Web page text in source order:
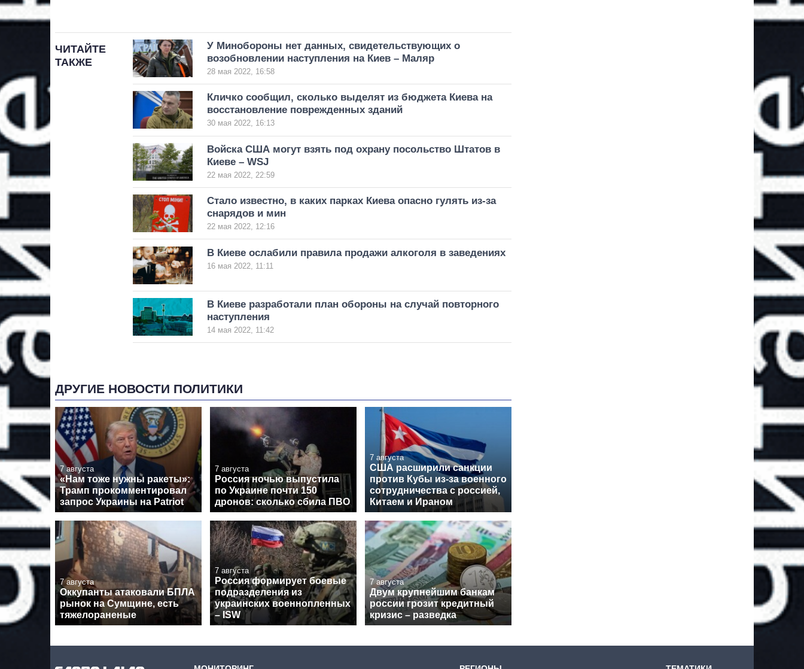
ЧИТАЙТЕ
ТАКЖЕ
У Минобороны нет данных, свидетельствующих о
возобновлении наступления на Киев – Маляр
28 мая 2022, 16:58
Кличко сообщил, сколько выделят из бюджета Киева на
восстановление поврежденных зданий
30 мая 2022, 16:13
Войска США могут взять под охрану посольство Штатов в
Киеве – WSJ
22 мая 2022, 22:59
Стало известно, в каких парках Киева опасно гулять из-за
снарядов и мин
22 мая 2022, 12:16
В Киеве ослабили правила продажи алкоголя в заведениях
16 мая 2022, 11:11
В Киеве разработали план обороны на случай повторного
наступления
14 мая 2022, 11:42
ДРУГИЕ НОВОСТИ ПОЛИТИКИ
7 августа
«Нам тоже нужны ракеты»:
Трамп прокомментировал
запрос Украины на Patriot
7 августа
Россия ночью выпустила
по Украине почти 150
дронов: сколько сбила ПВО
7 августа
США расширили санкции
против Кубы из-за военного
сотрудничества с россией,
Китаем и Ираном
7 августа
Оккупанты атаковали БПЛА
рынок на Сумщине, есть
тяжелораненые
7 августа
Россия формирует боевые
подразделения из
украинских военнопленных
– ISW
7 августа
Двум крупнейшим банкам
россии грозит кредитный
кризис – разведка